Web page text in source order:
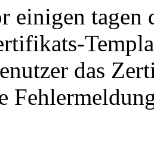
einigen tagen
das